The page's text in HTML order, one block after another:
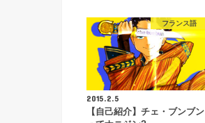
フランス語
2015.2.5
【自己紹介】チェ・ブンブン